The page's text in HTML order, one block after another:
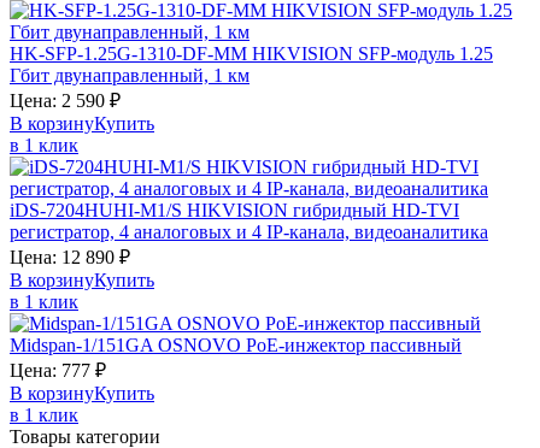
HK-SFP-1.25G-1310-DF-MM HIKVISION SFP-модуль 1.25
Гбит двунаправленный, 1 км
Цена: 2 590 ₽
В корзинуКупить
в 1 клик
iDS-7204HUHI-M1/S HIKVISION гибридный HD-TVI
регистратор, 4 аналоговых и 4 IP-канала, видеоаналитика
Цена: 12 890 ₽
В корзинуКупить
в 1 клик
Midspan-1/151GA OSNOVO PoE-инжектор пассивный
Цена: 777 ₽
В корзинуКупить
в 1 клик
Товары категории